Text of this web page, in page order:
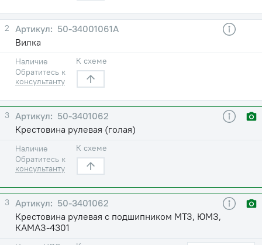
2
50-34001061А
Вилка
Наличие
Обратитесь к
консультанту
К схеме
3
50-3401062
Крестовина рулевая (голая)
Наличие
Обратитесь к
консультанту
К схеме
3
50-3401062
Крестовина рулевая с подшипником МТЗ, ЮМЗ,
КАМАЗ-4301